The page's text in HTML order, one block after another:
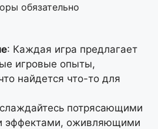
обязательно
: Каждая игра предлагает
игровые опыты,
найдется что-то для
потрясающими
эффектами, оживляющими